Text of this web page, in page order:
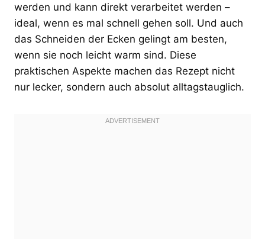
werden und kann direkt verarbeitet werden –
ideal, wenn es mal schnell gehen soll. Und auch
das Schneiden der Ecken gelingt am besten,
wenn sie noch leicht warm sind. Diese
praktischen Aspekte machen das Rezept nicht
nur lecker, sondern auch absolut alltagstauglich.